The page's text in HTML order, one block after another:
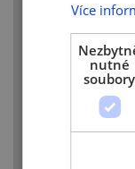
ve
úzce
pod
K
nové
čímž se
Více
nutné
soubory